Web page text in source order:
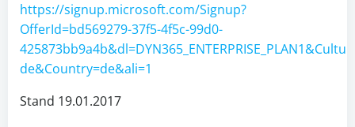
https://signup.microsoft.com/Signup?
OfferId=bd569279-37f5-4f5c-99d0-
de&Country=de&ali=1
Stand 19.01.2017